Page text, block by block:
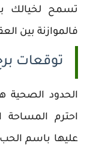
تسمح لخيالك
فالموازنة بين
توقعات
الحدود الصحية
احترم
عليها باسم